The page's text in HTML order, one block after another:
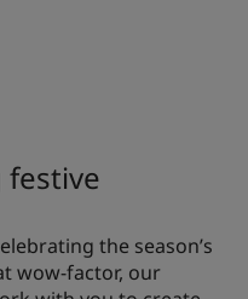
festive
the season’s
wow-factor, our